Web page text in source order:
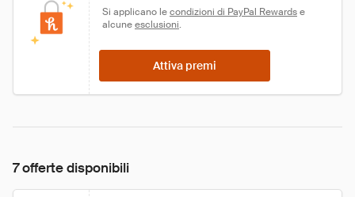
Si applicano le condizioni di PayPal Rewards e
alcune esclusioni.
Attiva premi
7 offerte disponibili